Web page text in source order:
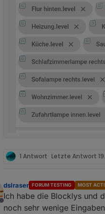
1 Antwort Letzte Antwort
Offline
dslraser FORUM TESTING MOST
Ich habe die Blocklys und
noch sehr wenige